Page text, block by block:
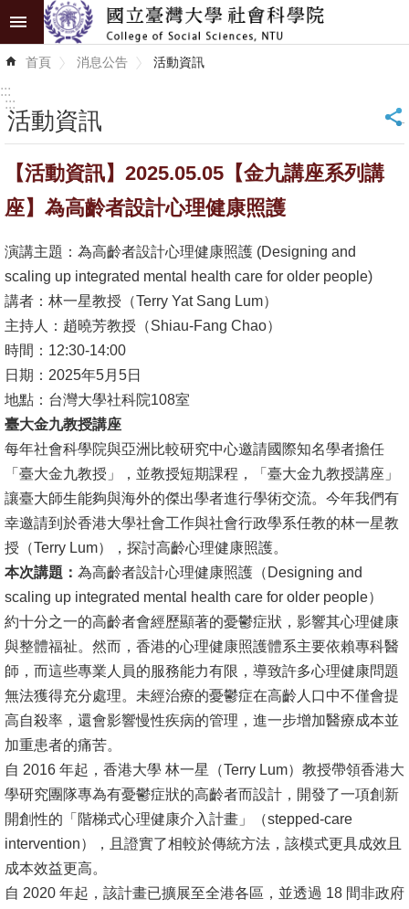
跳到主要內容區塊
進
階
識
學
位
研
究
消
息
公
告
國
際
化
高
教
深
耕
辦
法
及
文
件
心
首頁 消息公告 活動資訊
:::
:::
活動資訊 _
【活動資訊】2025.05.05【金九講座系列講
座】為高齡者設計心理健康照護
演講主題：為高齡者設計心理健康照護 (Designing and
scaling up integrated mental health care for older people)
講者：林一星教授（Terry Yat Sang Lum）
主持人：趙曉芳教授（Shiau-Fang Chao）
時間：12:30-14:00
日期：2025年5月5日
地點：台灣大學社科院108室
臺大金九教授講座
每年社會科學院與亞洲比較研究中心邀請國際知名學者擔任
「臺大金九教授」，並教授短期課程，「臺大金九教授講座」
讓臺大師生能夠與海外的傑出學者進行學術交流。今年我們有
幸邀請到於香港大學社會工作與社會行政學系任教的林一星教
授（Terry Lum），探討高齡心理健康照護。
本次講題： 為高齡者設計心理健康照護（Designing and
scaling up integrated mental health care for older people）
約十分之一的高齡者會經歷顯著的憂鬱症狀，影響其心理健康
與整體福祉。然而，香港的心理健康照護體系主要依賴專科醫
師，而這些專業人員的服務能力有限，導致許多心理健康問題
無法獲得充分處理。未經治療的憂鬱症在高齡人口中不僅會提
高自殺率，還會影響慢性疾病的管理，進一步增加醫療成本並
加重患者的痛苦。
自 2016 年起，香港大學 林一星（Terry Lum）教授帶領香港大
學研究團隊專為有憂鬱症狀的高齡者而設計，開發了一項創新
開創性的「階梯式心理健康介入計畫」（stepped-care
intervention），且證實了相較於傳統方法，該模式更具成效且
成本效益更高。
自 2020 年起，該計畫已擴展至全港各區，並透過 18 間非政府